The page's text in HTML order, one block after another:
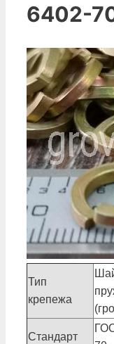
6402-
Тип
крепежа
Стандарт